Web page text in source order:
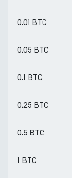
0.01 BTC
0.05 BTC
0.1 BTC
0.25 BTC
0.5 BTC
1 BTC